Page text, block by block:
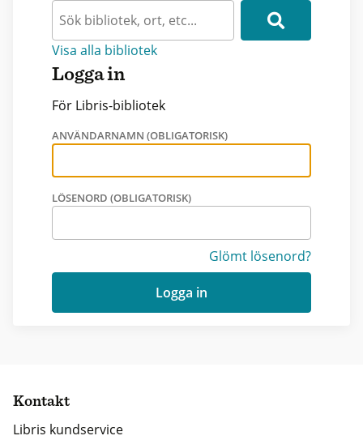
Visa alla bibliotek
Logga in
För Libris-bibliotek
ANVÄNDARNAMN (OBLIGATORISK)
LÖSENORD (OBLIGATORISK)
Glömt lösenord?
Logga in
Kontakt
Libris kundservice